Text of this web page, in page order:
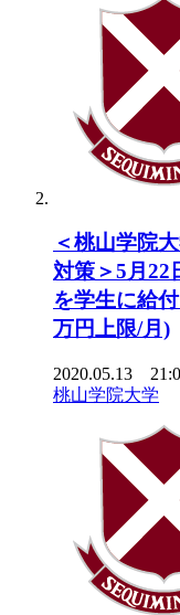
＜桃山学院
対策＞5月22
を学生に給
万円上限/月)
2020.05.13
桃山学院大学